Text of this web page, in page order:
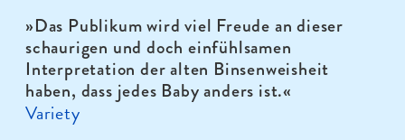
»Das Publikum wird viel Freude an dieser
schaurigen und doch einfühlsamen
Interpretation der alten Binsenweisheit
haben, dass jedes Baby anders ist.«
Variety